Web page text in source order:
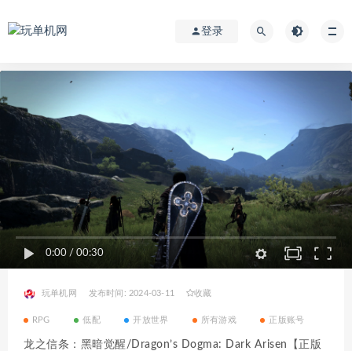
登录
0:00 / 00:30
玩单机网 发布时间: 2024-03-11 收藏
RPG 低配 开放世界 所有游戏 正版账号
龙之信条：黑暗觉醒/Dragon’s Dogma: Dark Arisen【正版